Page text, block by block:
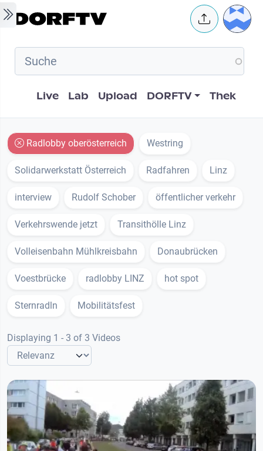
Skip to main content User
Hauptnavigation
Live Lab Upload DORFTV Thek
Radlobby oberösterreich Westring
Solidarwerkstatt Österreich Radfahren Linz
interview Rudolf Schober öffentlicher verkehr
Verkehrswende jetzt Transithölle Linz
Volleisenbahn Mühlkreisbahn Donaubrücken
Voestbrücke radlobby LINZ hot spot
Sternradln Mobilitätsfest
Displaying 1 - 3 of 3 Videos